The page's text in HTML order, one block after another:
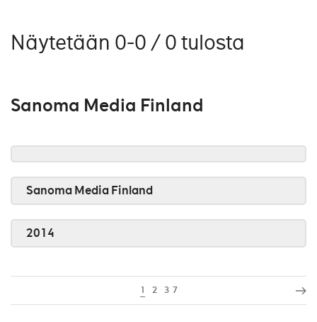
Näytetään 0-0 / 0 tulosta
Sanoma Media Finland
Sanoma Media Finland
2014
1 2 3 7